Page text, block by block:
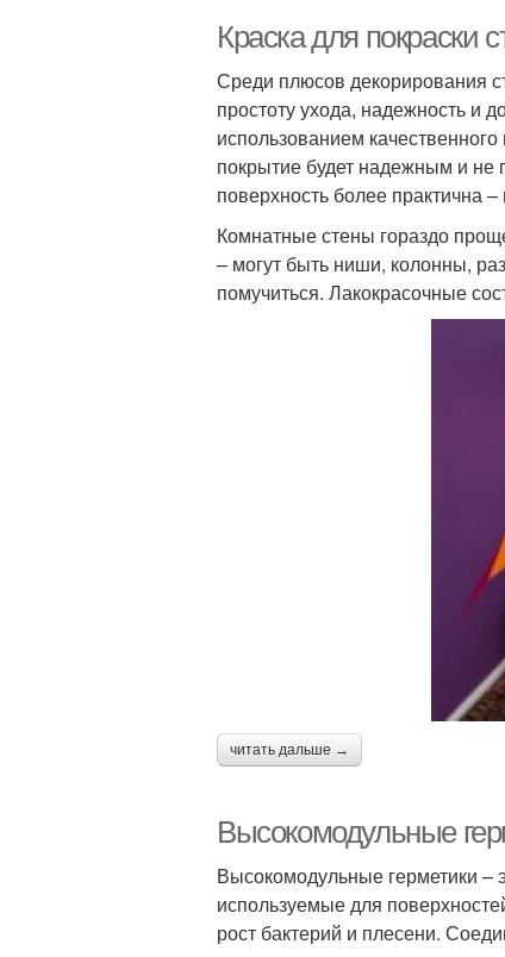
Краска для покраски
Среди плюсов декорирования
простоту ухода, надежность и
использованием
покрытие будет надежным и не
поверхность более практична
Комнатные стены гораздо
– могут быть ниши, колонны,
помучиться. Лакокрасочные
читать дальше →
Высокомодульные
Высокомодульные герметики
используемые для
рост бактерий и плесени.